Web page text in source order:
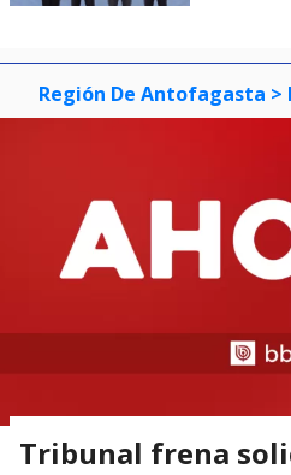
Región De Antofagasta >
Tribunal frena